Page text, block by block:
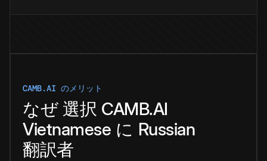
CAMB.AI のメリット
なぜ 選択 CAMB.AI
Vietnamese に Russian
翻訳者